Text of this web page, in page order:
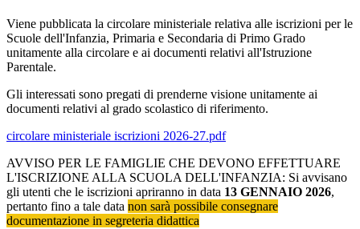
Viene pubblicata la circolare ministeriale relativa alle iscrizioni per le
Scuole dell'Infanzia, Primaria e Secondaria di Primo Grado
unitamente alla circolare e ai documenti relativi all'Istruzione
Parentale.
Gli interessati sono pregati di prenderne visione unitamente ai
documenti relativi al grado scolastico di riferimento.
circolare ministeriale iscrizioni 2026-27.pdf
AVVISO PER LE FAMIGLIE CHE DEVONO EFFETTUARE
L'ISCRIZIONE ALLA SCUOLA DELL'INFANZIA: Si avvisano
gli utenti che le iscrizioni apriranno in data 13 GENNAIO 2026,
pertanto fino a tale data non sarà possibile consegnare
documentazione in segreteria didattica